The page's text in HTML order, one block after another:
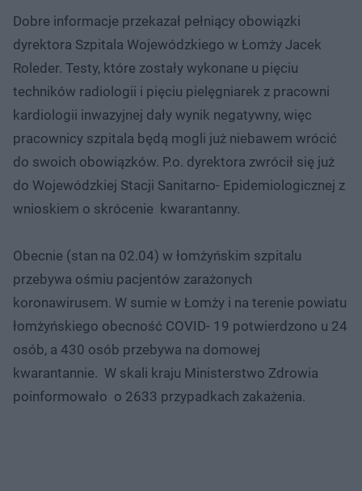
Dobre informacje przekazał pełniący obowiązki
dyrektora Szpitala Wojewódzkiego w Łomży Jacek
Roleder. Testy, które zostały wykonane u pięciu
techników radiologii i pięciu pielęgniarek z pracowni
kardiologii inwazyjnej dały wynik negatywny, więc
pracownicy szpitala będą mogli już niebawem wrócić
do swoich obowiązków. P.o. dyrektora zwrócił się już
do Wojewódzkiej Stacji Sanitarno- Epidemiologicznej z
wnioskiem o skrócenie kwarantanny.
Obecnie (stan na 02.04) w łomżyńskim szpitalu
przebywa ośmiu pacjentów zarażonych
koronawirusem. W sumie w Łomży i na terenie powiatu
łomżyńskiego obecność COVID- 19 potwierdzono u 24
osób, a 430 osób przebywa na domowej
kwarantannie. W skali kraju Ministerstwo Zdrowia
poinformowało o 2633 przypadkach zakażenia.